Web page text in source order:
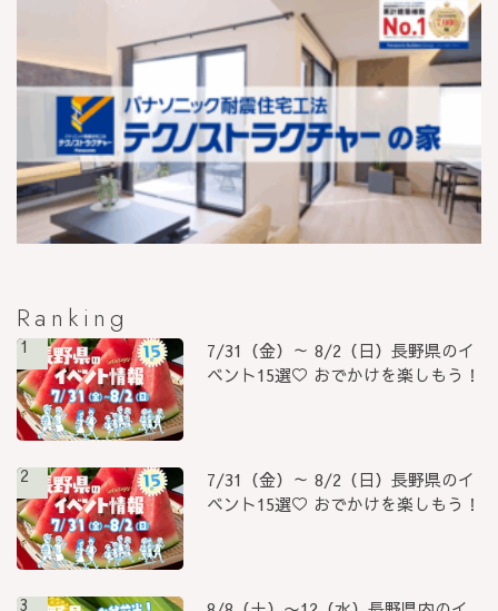
Ranking
1
7/31（金）～ 8/2（日）長野県のイ
ベント15選♡ おでかけを楽しもう！
2
7/31（金）～ 8/2（日）長野県のイ
ベント15選♡ おでかけを楽しもう！
3